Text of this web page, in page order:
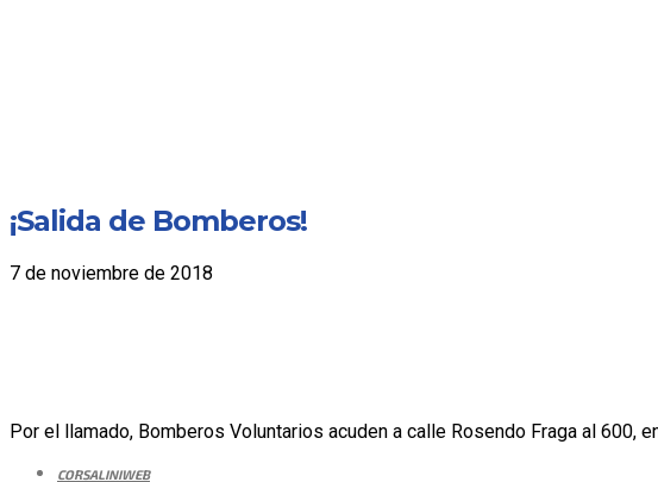
¡Salida de Bomberos!
7 de noviembre de 2018
Por el llamado, Bomberos Voluntarios acuden a calle Rosendo Fraga al 600,
CORSALINIWEB